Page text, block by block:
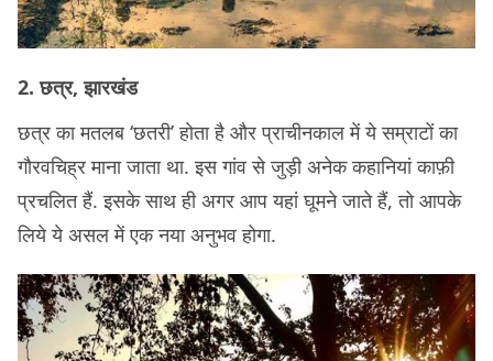
2. छत्र, झारखंड
छत्र का मतलब ‘छतरी’ होता है और प्राचीनकाल में ये सम्राटों का
गौरवचिह्र माना जाता था. इस गांव से जुड़ी अनेक कहानियां काफ़ी
प्रचलित हैं. इसके साथ ही अगर आप यहां घूमने जाते हैं, तो आपके
लिये ये असल में एक नया अनुभव होगा.